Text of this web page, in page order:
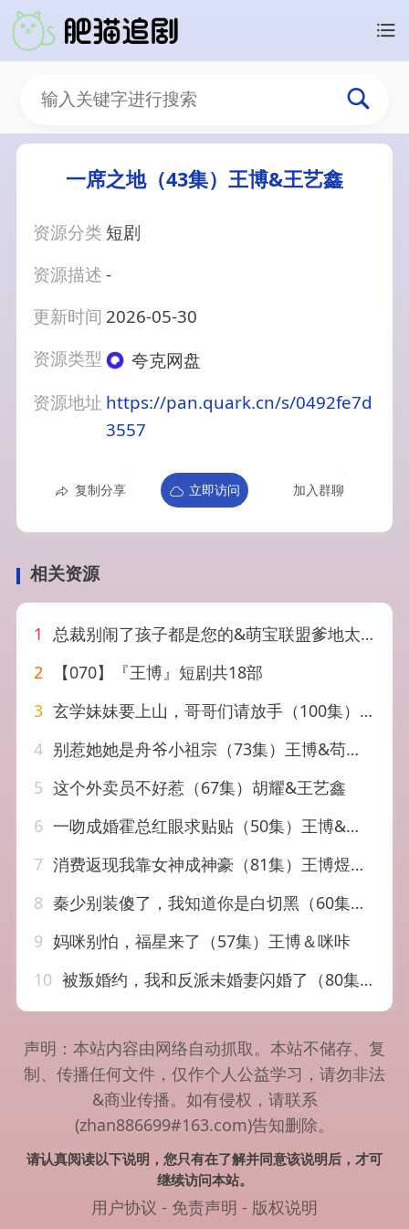
一席之地（43集）王博&王艺鑫
资源分类 短剧
资源描述-
更新时间 2026-05-30
资源类型
夸克网盘
资源地址 https://pan.quark.cn/s/0492fe7d
3557
复制分享 立即访问 加入群聊
相关资源
1 总裁别闹了孩子都是您的&萌宝联盟爹地太霸道（80集）王博
2
【070】『王博』短剧共18部
3 玄学妹妹要上山，哥哥们请放手（100集）卢巧&王艺鑫
4 别惹她她是舟爷小祖宗（73集）王博&苟钰浠
5 这个外卖员不好惹（67集）胡耀&王艺鑫
6 一吻成婚霍总红眼求贴贴（50集）王博&李媛菁
7 消费返现我靠女神成神豪（81集）王博煜&张梦洋
8 秦少别装傻了，我知道你是白切黑（60集）王博&赵文涓
9 妈咪别怕，福星来了（57集）王博＆咪咔
10 被叛婚约，我和反派未婚妻闪婚了（80集）郝研&王艺鑫
声明：本站内容由网络自动抓取。本站不储存、复
制、传播任何文件，仅作个人公益学习，请勿非法
&商业传播。如有侵权，请联系
(zhan886699#163.com)告知删除。
请认真阅读以下说明，您只有在了解并同意该说明后，才可
继续访问本站。
用户协议 - 免责声明 - 版权说明